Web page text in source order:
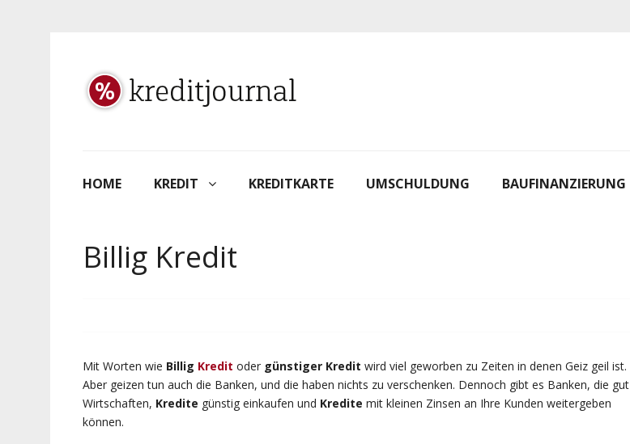
HOME KREDIT KREDITKARTE UMSCHULDUNG BAUFINANZIERUNG
Billig Kredit
Mit Worten wie Billig Kredit oder günstiger Kredit wird viel geworben zu Zeiten in denen Geiz geil ist.
Aber geizen tun auch die Banken, und die haben nichts zu verschenken. Dennoch gibt es Banken, die gut
Wirtschaften, Kredite günstig einkaufen und Kredite mit kleinen Zinsen an Ihre Kunden weitergeben
können.